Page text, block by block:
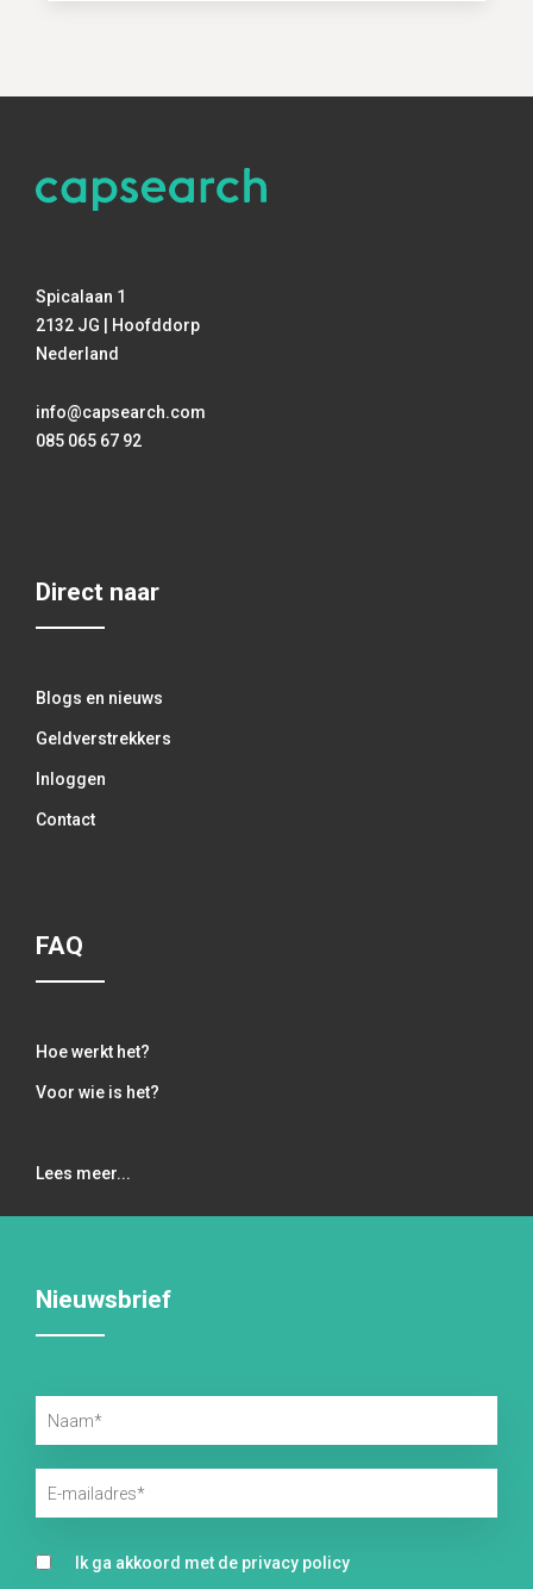
Spicalaan 1
2132 JG | Hoofddorp
Nederland
info@capsearch.com
085 065 67 92
Direct naar
Blogs en nieuws
Geldverstrekkers
Inloggen
Contact
FAQ
Hoe werkt het?
Voor wie is het?
Lees meer...
Nieuwsbrief
Ik ga akkoord met de privacy policy